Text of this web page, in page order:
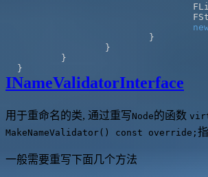
}
}
}
}
INameValidatorInterface
用于重命名的类, 通过重写Node的函数
MakeNameValidator() const override;
一般需要重写下面几个方法